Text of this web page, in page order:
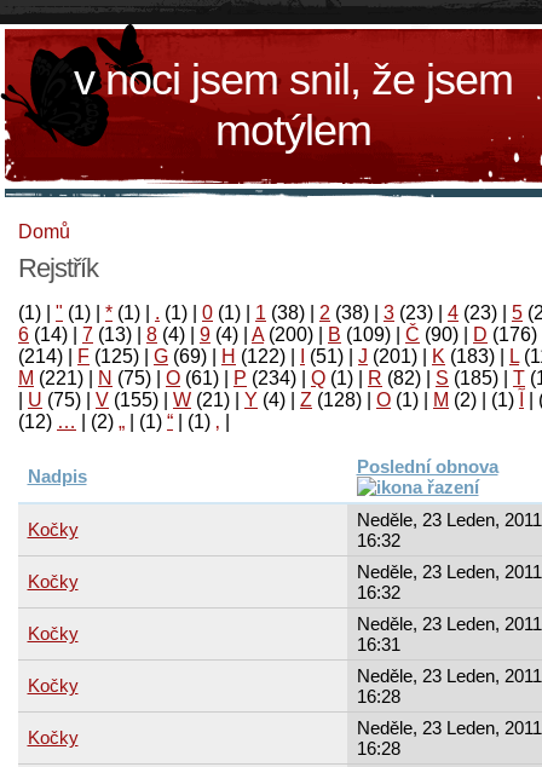
v noci jsem snil, že jsem
motýlem
Domů
Rejstřík
(1) " (1) * (1) . (1) 0 (1) 1 (38) 2 (38) 3 (23) 4 (23) 5
6 (14) 7 (13) 8 (4) 9 (4) A(200) B (109) Č (90) D (176)
(214)
F (125) G (69) H (122) (51) J (201) K (183) L
M (221) N (75) O (61) P (234) Q (1) R (82) S (185) T
U (75) V (155) W (21) Y (4) Z (128) Ο (1) М (2)
(1)
‚
(1)
“
(1)
„
(2)
…
(12)
Nadpis Poslední obnova
Kočky
Neděle, 23 Leden,
16:32
Kočky
Neděle, 23 Leden,
16:32
Kočky
Neděle, 23 Leden,
16:31
Kočky
Neděle, 23 Leden,
16:28
Kočky
Neděle, 23 Leden,
16:28